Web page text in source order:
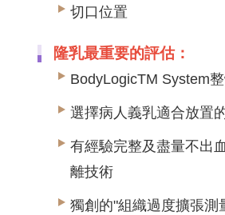
切口位置
隆乳最重要的評估：
BodyLogicTM System
選擇病人義乳適合放置
有經驗完整及盡量不出
離技術
獨創的"組織過度擴張測